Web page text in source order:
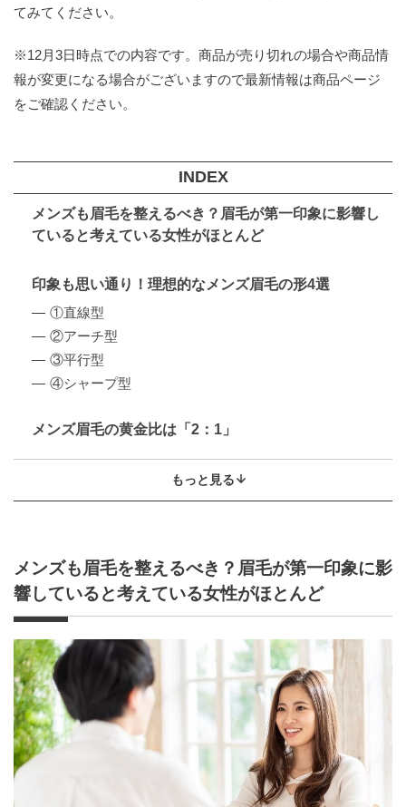
てみてください。
※12月3日時点での内容です。商品が売り切れの場合や商品情
報が変更になる場合がございますので最新情報は商品ページ
をご確認ください。
INDEX
メンズも眉毛を整えるべき？眉毛が第一印象に影響し
ていると考えている女性がほとんど
印象も思い通り！理想的なメンズ眉毛の形4選
①直線型
②アーチ型
③平行型
④シャープ型
メンズ眉毛の黄金比は「2：1」
もっと見る
メンズも眉毛を整えるべき？眉毛が第一印象に影
響していると考えている女性がほとんど